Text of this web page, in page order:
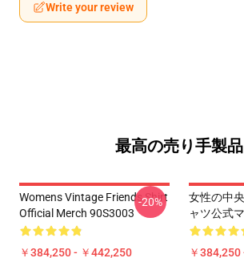
Write your review
最高の売り手製品
Womens Vintage Friends Shirt
Official Merch 90S3003
￥384,250 - ￥442,250
-20%
女性の中
ャツ公式
￥